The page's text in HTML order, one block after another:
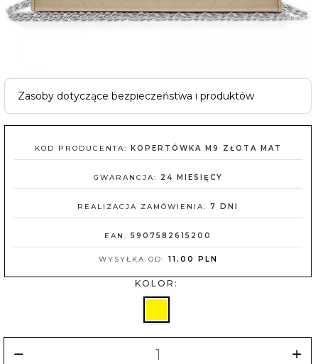
Zasoby dotyczące bezpieczeństwa i produktów
KOD PRODUCENTA: KOPERTÓWKA M9 ZŁOTA MAT
GWARANCJA: 24 MIESIĘCY
REALIZACJA ZAMÓWIENIA: 7 DNI
EAN: 5907582615200
WYSYŁKA OD: 11.00 PLN
KOLOR: